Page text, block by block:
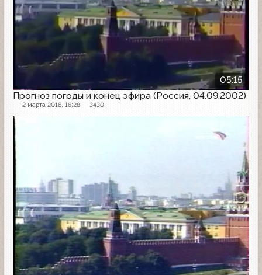
05:15
Прогноз погоды и конец эфира (Россия, 04.09.2002)
2 марта 2016, 16:28 3430